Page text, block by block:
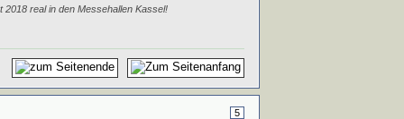
real in den Messehallen Kassel!
5